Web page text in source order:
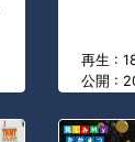
再生 :
公開 :